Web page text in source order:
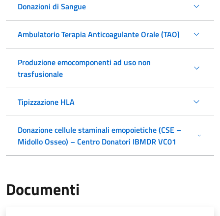
Donazioni di Sangue
Ambulatorio Terapia Anticoagulante Orale (TAO)
Produzione emocomponenti ad uso non
trasfusionale
Tipizzazione HLA
Donazione cellule staminali emopoietiche (CSE –
Midollo Osseo) – Centro Donatori IBMDR VC01
Documenti